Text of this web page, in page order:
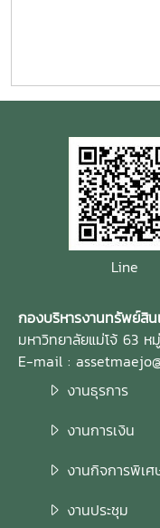
Line
กองบริหารงานทรัพย์สิ
มหาวิทยาลัยแม่โจ้ 63
E-mail :
งานธุร
งานก
งานกิจก
งานป